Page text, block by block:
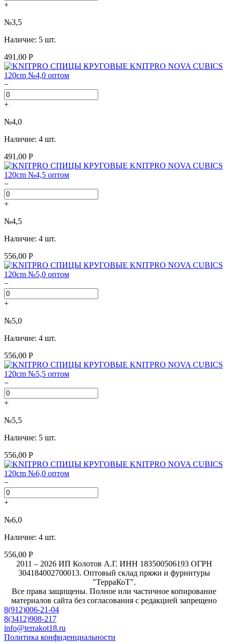
+
№3,5
Наличие: 5 шт.
491,00 Р
−
+
№4,0
Наличие: 4 шт.
491,00 Р
−
+
№4,5
Наличие: 4 шт.
556,00 Р
−
+
№5,0
Наличие: 4 шт.
556,00 Р
−
+
№5,5
Наличие: 5 шт.
556,00 Р
−
+
№6,0
Наличие: 4 шт.
556,00 Р
2011 – 2026 ИП Колотов А.Г. ИНН 183500506193 ОГРН
304184002700013. Оптовый склад пряжи и фурнитуры
"ТерраКоТ".
Все права защищены. Полное или частичное копирование
материалов сайта без согласования с редакцией запрещено
8(912)006-21-04
8(3412)908-217
info@terrakot18.ru
Политика конфиденциальности